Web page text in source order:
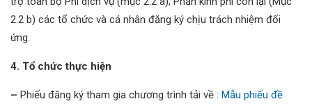
2.2 b) các tổ chức và cá nhân đăng ký chịu trách nhiệm đối
ứng.
4. Tổ chức thực hiện
– Phiếu đăng ký tham gia chương trình tải về : Mẫu phiếu đề